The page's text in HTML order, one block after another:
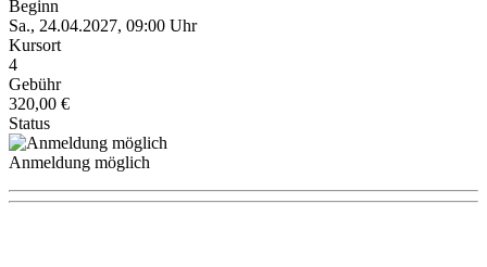
Beginn
Sa., 24.04.2027, 09:00 Uhr
Kursort
4
Gebühr
320,00 €
Status
Anmeldung möglich